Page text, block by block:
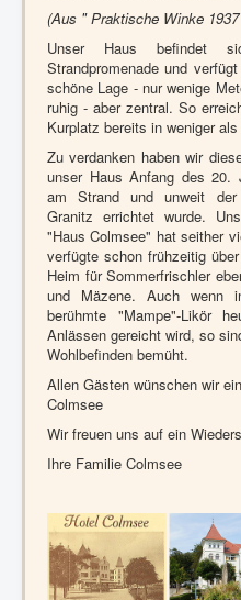
(Aus " Praktische Winke
Unser Haus befindet
Strandpromenade und
schöne Lage - nur wenige
ruhig - aber zentral. So
Kurplatz bereits in weniger
Zu verdanken haben wir
unser Haus Anfang des 20.
am Strand und unweit der
Granitz errichtet wurde.
"Haus Colmsee" hat seither
verfügte schon frühzeitig
Heim für Sommerfrischler
und Mäzene. Auch wenn
berühmte "Mampe"-Likör
Anlässen gereicht wird, so
Wohlbefinden bemüht.
Allen Gästen wünschen wir
Colmsee
Wir freuen uns auf ein
Ihre Familie Colmsee